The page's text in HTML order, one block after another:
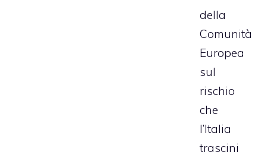
della
Comunità
Europea
sul
rischio
che
l’Italia
trascini